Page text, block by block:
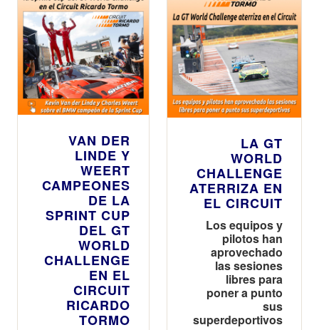
VAN DER
LINDE Y
WEERT
CAMPEONES
DE LA
SPRINT CUP
DEL GT
WORLD
CHALLENGE
EN EL
CIRCUIT
RICARDO
TORMO
LA GT
WORLD
CHALLENGE
ATERRIZA EN
EL CIRCUIT
Los equipos y
pilotos han
aprovechado
las sesiones
libres para
poner a punto
sus
superdeportivos